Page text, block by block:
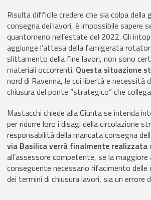
Risulta difficile credere che sia colpa della
consegna dei lavori, è impossibile sapere
quantomeno nell’estate del 2022. Gli
aggiunge l’attesa della famigerata
slittamento della fine lavori, non sono
materiali occorrenti. Questa situazione
nord di Ravenna, le cui libertà e
chiusura del ponte “strategico” che
Mastacchi chiede alla Giunta se intenda
per ridurre loro i disagi della circolazione
responsabilità della mancata consegna
via Basilica verrà finalmente realizzata
all’assessore competente, se la
conseguente necessario rifacimento
dei termini di chiusura lavori, sia un errore